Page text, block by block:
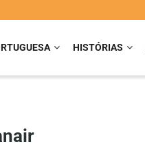
HISTÓRIAS